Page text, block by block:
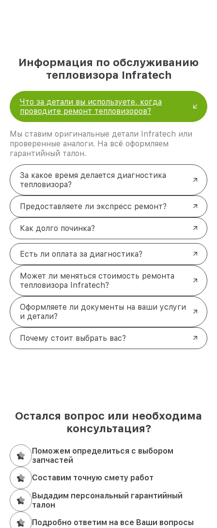
Информация по обслуживанию
тепловизора Infratech
Что за детали вы используете, когда
проводите ремонт тепловизоров?
Мы ставим оригинальные детали Infratech или
проверенные аналоги. На всё оформляем
гарантийный талон.
За какое время делается диагностика
тепловизора?
Предоставляете ли экспресс ремонт?
Как долго починка?
Есть ли оплата за диагностика?
Может ли меняться стоимость ремонта
тепловизора Infratech?
Оформляете ли документы на ваши услуги
и детали?
Почему стоит выбрать вас?
Остался вопрос или необходима
консультация?
Поможем определиться с выбором
запчастей
Составим точную смету работ
Выдадим персональный гарантийный
талон
Подробно ответим на все Ваши вопросы